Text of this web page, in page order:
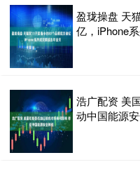
盈珑操盘 天
亿，iPhone
浩广配资 美
动中国能源